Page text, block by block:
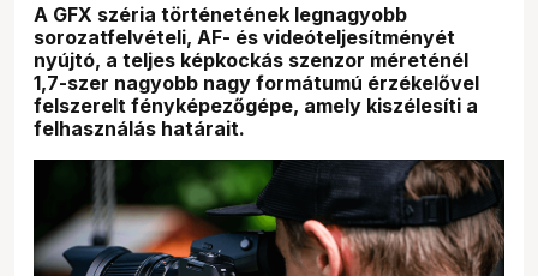
A GFX széria történetének legnagyobb
sorozatfelvételi, AF- és videóteljesítményét
nyújtó, a teljes képkockás szenzor méreténél
1,7-szer nagyobb nagy formátumú érzékelővel
felszerelt fényképezőgépe, amely kiszélesíti a
felhasználás határait.